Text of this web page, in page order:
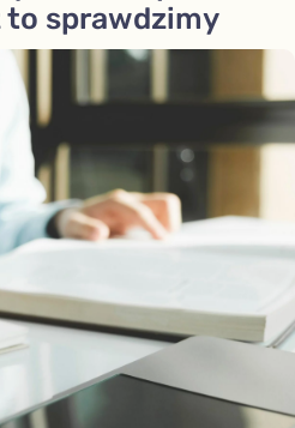
to sprawdzimy